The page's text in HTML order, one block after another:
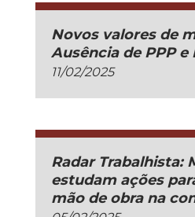
Novos valores de
Ausência de PPP e
11/02/2025
Radar Trabalhista:
estudam ações
mão de obra na